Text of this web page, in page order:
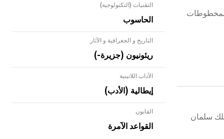
المخطوطات
سلمان
التقنيات (التكنولوجية)
الحاسوب
التاريخ و الجغرافية و الآثار
ريئونيون (جزيرة-)
الآداب اللاتينية
إيطالية (الأدب)
القانون
القواعد الآمرة
- هل تعلم أن الأبلق نوع من الفنون
الهندسية التي ارتبطت بالعمارة الإسلامية
في بلاد الشام ومصر خاصة، حيث يحرص